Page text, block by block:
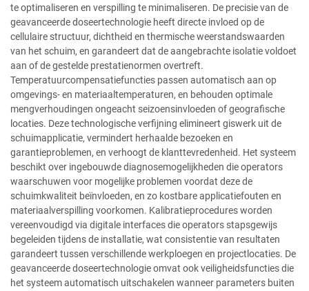
te optimaliseren en verspilling te minimaliseren. De precisie van de
geavanceerde doseertechnologie heeft directe invloed op de
cellulaire structuur, dichtheid en thermische weerstandswaarden
van het schuim, en garandeert dat de aangebrachte isolatie voldoet
aan of de gestelde prestatienormen overtreft.
Temperatuurcompensatiefuncties passen automatisch aan op
omgevings- en materiaaltemperaturen, en behouden optimale
mengverhoudingen ongeacht seizoensinvloeden of geografische
locaties. Deze technologische verfijning elimineert giswerk uit de
schuimapplicatie, vermindert herhaalde bezoeken en
garantieproblemen, en verhoogt de klanttevredenheid. Het systeem
beschikt over ingebouwde diagnosemogelijkheden die operators
waarschuwen voor mogelijke problemen voordat deze de
schuimkwaliteit beïnvloeden, en zo kostbare applicatiefouten en
materiaalverspilling voorkomen. Kalibratieprocedures worden
vereenvoudigd via digitale interfaces die operators stapsgewijs
begeleiden tijdens de installatie, wat consistentie van resultaten
garandeert tussen verschillende werkploegen en projectlocaties. De
geavanceerde doseertechnologie omvat ook veiligheidsfuncties die
het systeem automatisch uitschakelen wanneer parameters buiten